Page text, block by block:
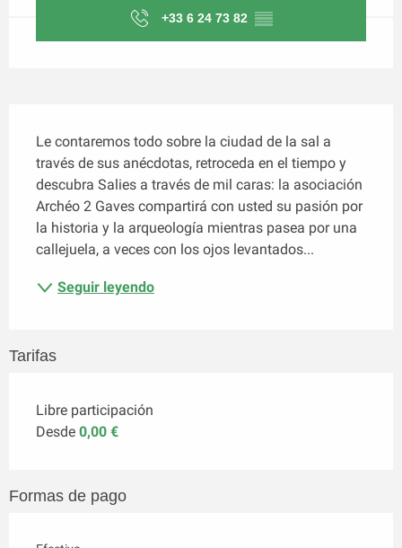
+33 6 24 73 82 ▒▒
Le contaremos todo sobre la ciudad de la sal a
través de sus anécdotas, retroceda en el tiempo y
descubra Salies a través de mil caras: la asociación
Archéo 2 Gaves compartirá con usted su pasión por
la historia y la arqueología mientras pasea por una
callejuela, a veces con los ojos levantados...
Seguir leyendo
Tarifas
Libre participación
Desde 0,00 €
Formas de pago